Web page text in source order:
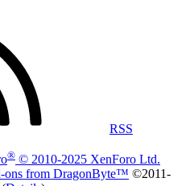
RSS
® © 2010-2025 XenForo Ltd.
ons from DragonByte™ ©2011-